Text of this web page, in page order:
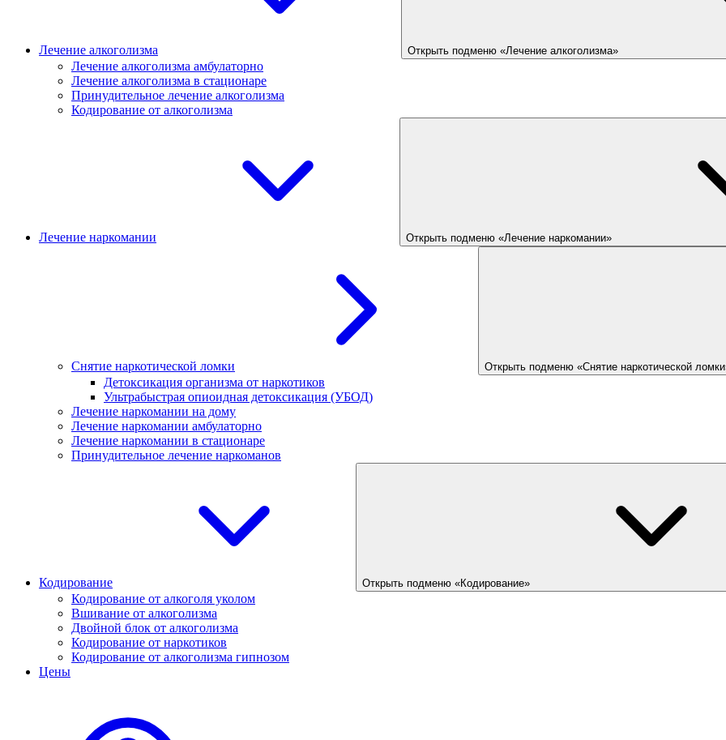
Лечение алкоголизма Открыть подменю «Лечение алкоголизма»
Лечение алкоголизма амбулаторно
Лечение алкоголизма в стационаре
Принудительное лечение алкоголизма
Кодирование от алкоголизма
Лечение наркомании Открыть подменю «Лечение наркомании»
Снятие наркотической ломки Открыть подменю «Снятие наркотической
Детоксикация организма от наркотиков
Ультрабыстрая опиоидная детоксикация (УБОД)
Лечение наркомании на дому
Лечение наркомании амбулаторно
Лечение наркомании в стационаре
Принудительное лечение наркоманов
Кодирование Открыть подменю «Кодирование»
Кодирование от алкоголя уколом
Вшивание от алкоголизма
Двойной блок от алкоголизма
Кодирование от наркотиков
Кодирование от алкоголизма гипнозом
Цены